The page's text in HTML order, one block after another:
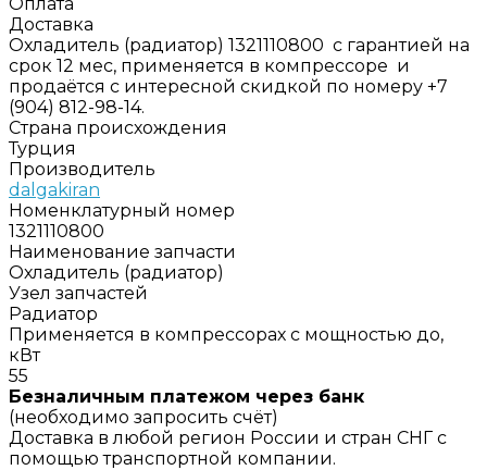
Доставка
Охладитель (радиатор) 1321110800 с гарантией на
срок 12 мес, применяется в компрессоре и
продаётся с интересной скидкой по номеру +7
(904) 812-98-14.
Страна происхождения
Турция
Производитель
dalgakiran
Номенклатурный номер
1321110800
Наименование запчасти
Охладитель (радиатор)
Узел запчастей
Радиатор
Применяется в компрессорах с мощностью до,
кВт
55
Безналичным платежом через банк
(необходимо запросить счёт)
Доставка в любой регион России и стран СНГ с
помощью транспортной компании.